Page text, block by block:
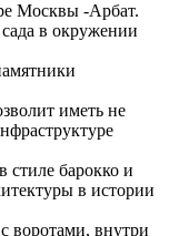
Москвы -Арбат.
в окружении
иметь не
барокко и
в истории
воротами, внутри